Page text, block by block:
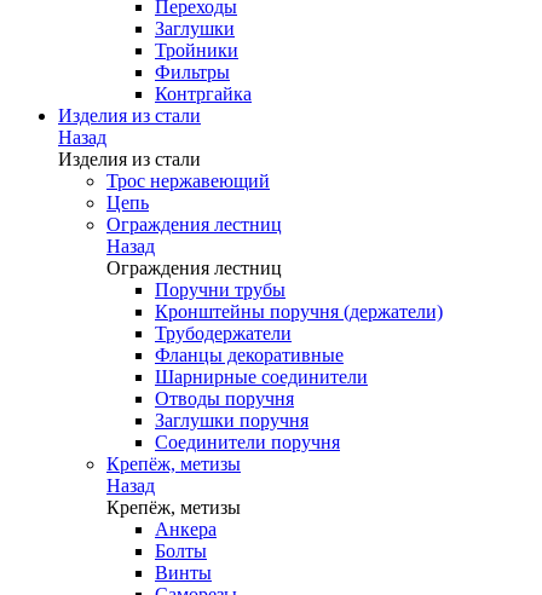
Переходы
Заглушки
Тройники
Фильтры
Контргайка
Изделия из стали
Назад
Изделия из стали
Трос нержавеющий
Цепь
Ограждения лестниц
Назад
Ограждения лестниц
Поручни трубы
Кронштейны поручня (держатели)
Трубодержатели
Фланцы декоративные
Шарнирные соединители
Отводы поручня
Заглушки поручня
Соединители поручня
Крепёж, метизы
Назад
Крепёж, метизы
Анкера
Болты
Винты